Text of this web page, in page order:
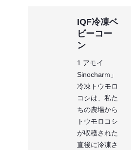
IQF冷凍ベ
ビーコー
ン
1.アモイ
Sinocharm」
冷凍トウモロ
コシは、私た
ちの農場から
トウモロコシ
が収穫された
直後に冷凍さ